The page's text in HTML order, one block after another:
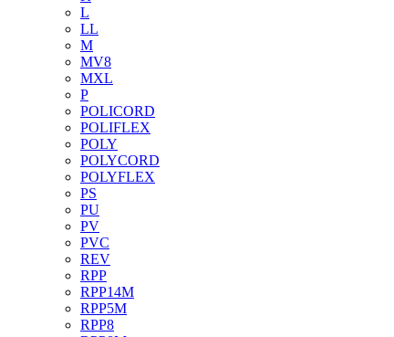
L
LL
M
MV8
MXL
P
POLICORD
POLIFLEX
POLY
POLYCORD
POLYFLEX
PS
PU
PV
PVC
REV
RPP
RPP14M
RPP5M
RPP8